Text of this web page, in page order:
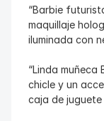
“Barbie
maquillaje
iluminada con
“Linda
chicle y un
caja de juguete